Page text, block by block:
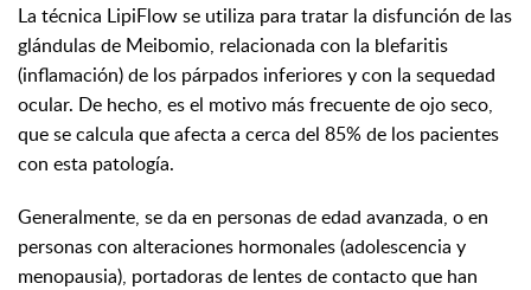
La técnica LipiFlow se utiliza para tratar la disfunción de las
glándulas de Meibomio, relacionada con la blefaritis
(inflamación) de los párpados inferiores y con la sequedad
ocular. De hecho, es el motivo más frecuente de ojo seco,
que se calcula que afecta a cerca del 85% de los pacientes
con esta patología.
Generalmente, se da en personas de edad avanzada, o en
personas con alteraciones hormonales (adolescencia y
menopausia), portadoras de lentes de contacto que han